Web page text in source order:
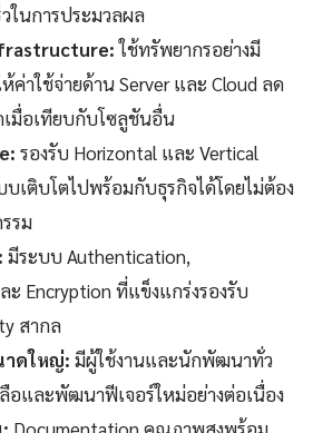
ในการประมวลผล
ใช้ทรัพยากรอย่างมี
ค่าใช้จ่ายด้าน Server และ Cloud ลด
เมื่อเทียบกับโซลูชันอื่น
รองรับ Horizontal และ Vertical
บเติบโตไปพร้อมกับธุรกิจได้โดยไม่ต้อง
รม
มีระบบ Authentication,
ะ Encryption ที่แข็งแกร่งรองรับ
สากล
าดใหญ่: มีผู้ใช้งานและนักพัฒนาทั่ว
อและพัฒนาฟีเจอร์ใหม่อย่างต่อเนื่อง
Documentation คุณภาพสูงพร้อม